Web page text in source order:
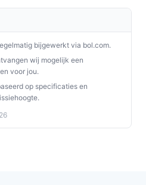
HEPA-filter vereist of een
Belangrijkste check:
wensen (vooral filtertype en
prijzen op
bijgewerkt via bol.com.
wij mogelijk een
voor jou.
op specificaties en